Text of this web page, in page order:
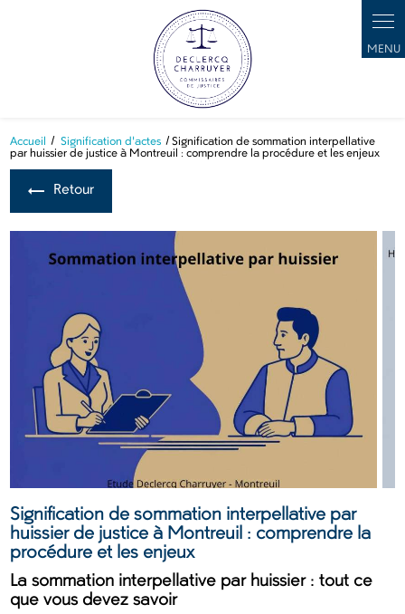
Accueil Signification d'actes
Signification de sommation interpellative
par huissier de justice à Montreuil : comprendre la procédure et les enjeux
Retour
Signification de sommation interpellative par
huissier de justice à Montreuil : comprendre la
procédure et les enjeux
La sommation interpellative par huissier : tout ce
que vous devez savoir
Panneau de gestion des cookies